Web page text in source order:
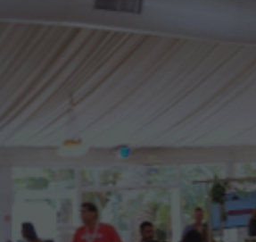
Talent
Business
גיוס לניהול
אסטרטגי מזווית פנים
כגורם משמעותי
ההון האנושי,מפת
ותרבות החברה